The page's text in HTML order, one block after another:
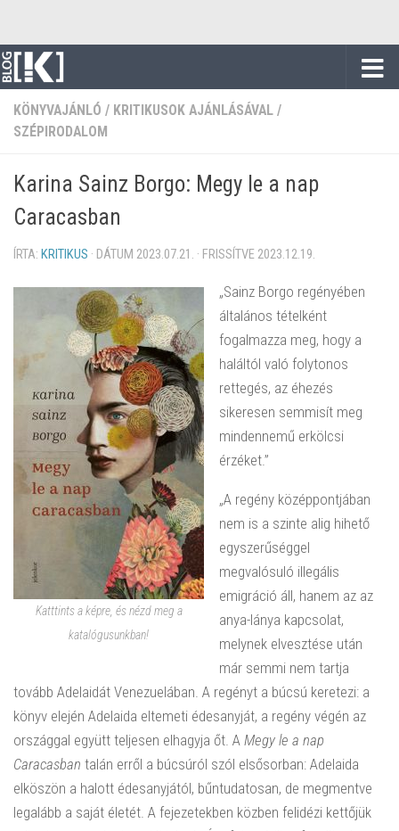
KÖNYVAJÁNLÓ / KRITIKUSOK AJÁNLÁSÁVAL /
SZÉPIRODALOM
Karina Sainz Borgo: Megy le a nap
Caracasban
ÍRTA: KRITIKUS · DÁTUM 2023.07.21. · FRISSÍTVE 2023.12.19.
Katttints a képre, és nézd meg a
katalógusunkban!
„Sainz Borgo regényében
általános tételként
fogalmazza meg, hogy a
haláltól való folytonos
rettegés, az éhezés
sikeresen semmisít meg
mindennemű erkölcsi
érzéket.”
„A regény középpontjában
nem is a szinte alig hihető
egyszerűséggel
megvalósuló illegális
emigráció áll, hanem az az
anya-lánya kapcsolat,
melynek elvesztése után
már semmi nem tartja
tovább Adelaidát Venezuelában. A regényt a búcsú keretezi: a
könyv elején Adelaida eltemeti édesanyját, a regény végén az
országgal együtt teljesen elhagyja őt. A Megy le a nap
Caracasban talán erről a búcsúról szól elsősorban: Adelaida
elköszön a halott édesanyjától, bűntudatosan, de megmentve
legalább a saját életét. A fejezetekben közben felidézi kettőjük